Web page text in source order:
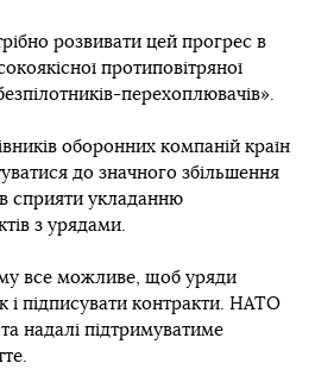
розвивати цей прогрес в
протиповітряної
перехоплювачів».
оборонних компаній країн
до значного збільшення
сприяти укладанню
з урядами.
все можливе, щоб уряди
і підписувати контракти. НАТО
надалі підтримуватиме